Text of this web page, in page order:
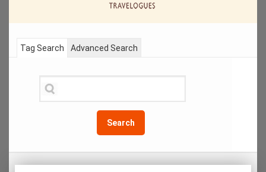
Tag Search
Search
Advanced Search